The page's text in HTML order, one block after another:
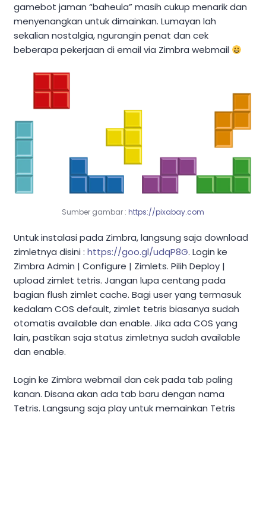
gamebot jaman “baheula” masih cukup menarik dan
menyenangkan untuk dimainkan. Lumayan lah
sekalian nostalgia, ngurangin penat dan cek
beberapa pekerjaan di email via Zimbra webmail
Sumber gambar : https://pixabay.com
Untuk instalasi pada Zimbra, langsung saja download
zimletnya disini : https://goo.gl/udqP8G. Login ke
Zimbra Admin | Configure | Zimlets. Pilih Deploy |
upload zimlet tetris. Jangan lupa centang pada
bagian flush zimlet cache. Bagi user yang termasuk
kedalam COS default, zimlet tetris biasanya sudah
otomatis available dan enable. Jika ada COS yang
lain, pastikan saja status zimletnya sudah available
dan enable.
Login ke Zimbra webmail dan cek pada tab paling
kanan. Disana akan ada tab baru dengan nama
Tetris. Langsung saja play untuk memainkan Tetris